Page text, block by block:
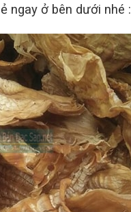
ngay ở bên dưới nhé :